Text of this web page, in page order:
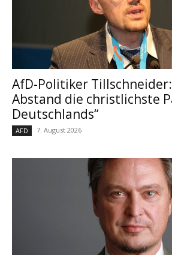
AfD-Politiker
Abstand die christlichste
Deutschlands“
AFD 7. August 2026